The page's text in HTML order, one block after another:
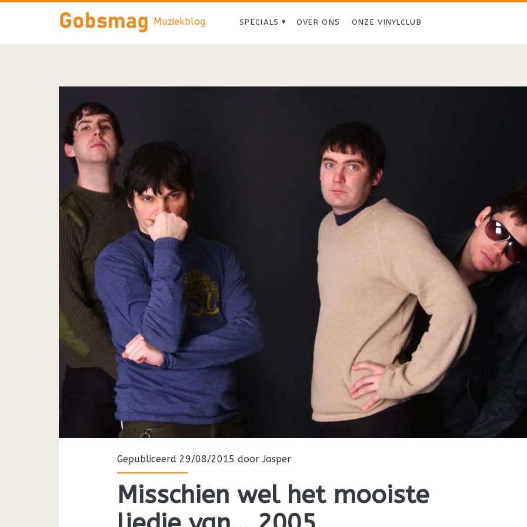
Muziekblog SPECIALS OVER ONS ONZE VINYLCLUB
Gepubliceerd 29/08/2015 doorJasper
Misschien wel het mooiste